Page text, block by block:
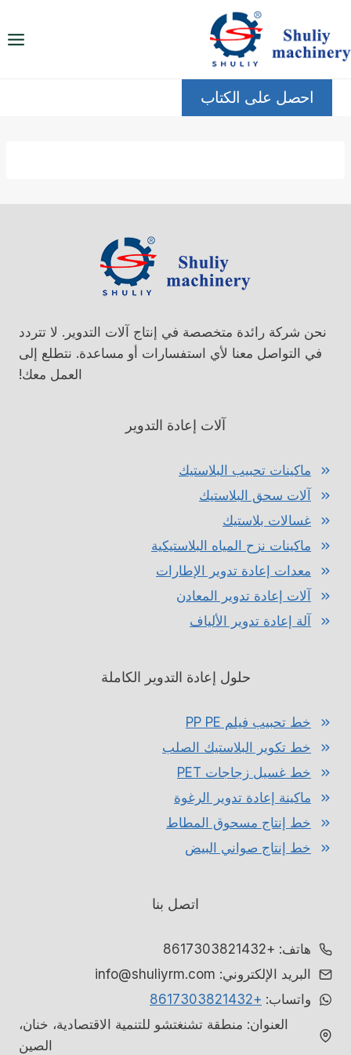
المحتوى
احصل على الكتاب
نحن شركة رائدة متخصصة في إنتاج آلات التدوير. لا تتردد
في التواصل معنا لأي استفسارات أو مساعدة. نتطلع إلى
العمل معك!
آلات إعادة التدوير
ماكينات تحبيب البلاستيك
آلات سحق البلاستيك
غسالات بلاستيك
ماكينات نزح المياه البلاستيكية
معدات إعادة تدوير الإطارات
آلات إعادة تدوير المعادن
آلة إعادة تدوير الألياف
حلول إعادة التدوير الكاملة
خط تحبيب فيلم PP PE
خط تكوير البلاستيك الصلب
خط غسيل زجاجات PET
ماكينة إعادة تدوير الرغوة
خط إنتاج مسحوق المطاط
خط إنتاج صواني البيض
اتصل بنا
هاتف: +8617303821432
البريد الإلكتروني: info@shuliyrm.com
واتساب: +8617303821432
العنوان: منطقة تشنغتشو للتنمية الاقتصادية، خنان،
الصين